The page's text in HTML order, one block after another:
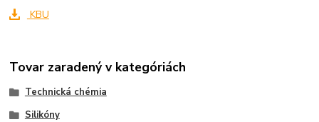
KBU
Tovar zaradený v kategóriách
Technická chémia
Silikóny